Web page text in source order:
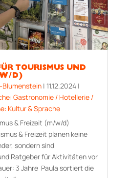
TOURISMUS UND
D)
Blumenstein| 11.12.2024|
Gastronomie / Hotellerie /
Kultur & Sprache
& Freizeit (m/w/d)
& Freizeit planen keine
sondern sind
Ratgeber für Aktivitäten vor
3 Jahre Paula sortiert die